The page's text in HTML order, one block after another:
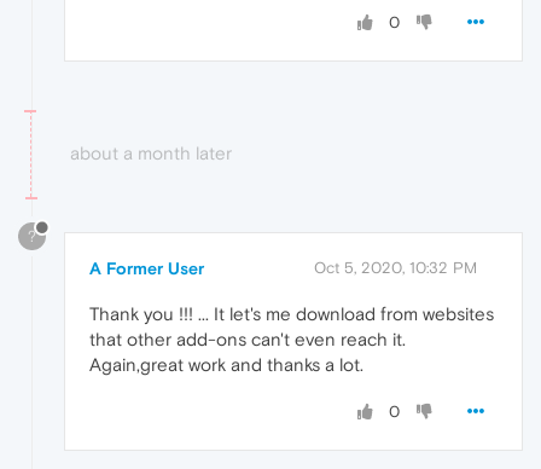
0
about a month later
?
A Former User Oct 5, 2020, 10:32 PM
Thank you !!! ... It let's me download from websites
that other add-ons can't even reach it.
Again,great work and thanks a lot.
0